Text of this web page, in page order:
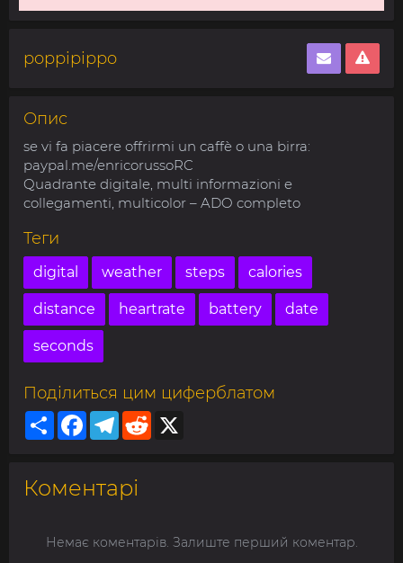
poppipippo
Опис
se vi fa piacere offrirmi un caffè o una birra:
paypal.me/enricorussoRC
Quadrante digitale, multi informazioni e
collegamenti, multicolor – ADO completo
Теги
digital weather steps calories
distance heartrate battery date
seconds
Поділиться цим циферблатом
ShareFacebookTelegram
Reddit
Коментарі
Немає коментарів. Залиште перший коментар.